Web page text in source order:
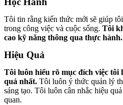
Tôi tin rằng kiến thức mới sẽ giúp
trong công việc và cuộc sống. Tôi
cao kỹ năng thông qua thực hành.
Hiệu Quả
Tôi luôn hiểu rõ mục đích việc tôi
quả nhất. Tôi luôn ý thức quản lý
sáng tạo. Tôi luôn cân nhắc hiệu
quan.